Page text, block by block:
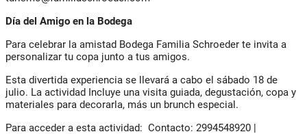
Día del Amigo en la Bodega
Para celebrar la amistad Bodega Familia Schroeder te invita a
personalizar tu copa junto a tus amigos.
Esta divertida experiencia se llevará a cabo el sábado 18 de
julio. La actividad Incluye una visita guiada, degustación, copa y
materiales para decorarla, más un brunch especial.
Para acceder a esta actividad: Contacto: 2994548920 |